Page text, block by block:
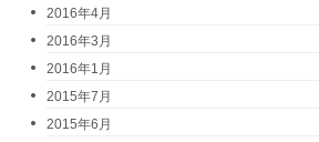
2016年4月
2016年3月
2016年1月
2015年7月
2015年6月